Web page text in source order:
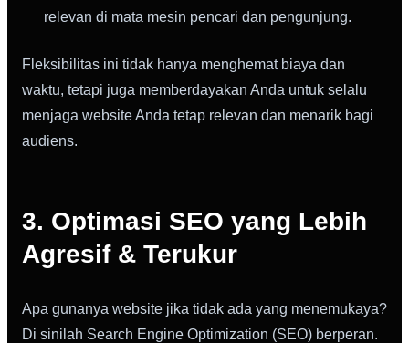
relevan di mata mesin pencari dan pengunjung.
Fleksibilitas ini tidak hanya menghemat biaya dan
waktu, tetapi juga memberdayakan Anda untuk selalu
menjaga website Anda tetap relevan dan menarik bagi
audiens.
3. Optimasi SEO yang Lebih
Agresif & Terukur
Apa gunanya website jika tidak ada yang menemukaya?
Di sinilah Search Engine Optimization (SEO) berperan.